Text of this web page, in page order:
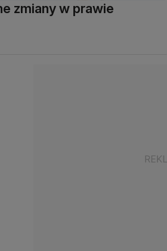
zmiany w prawie